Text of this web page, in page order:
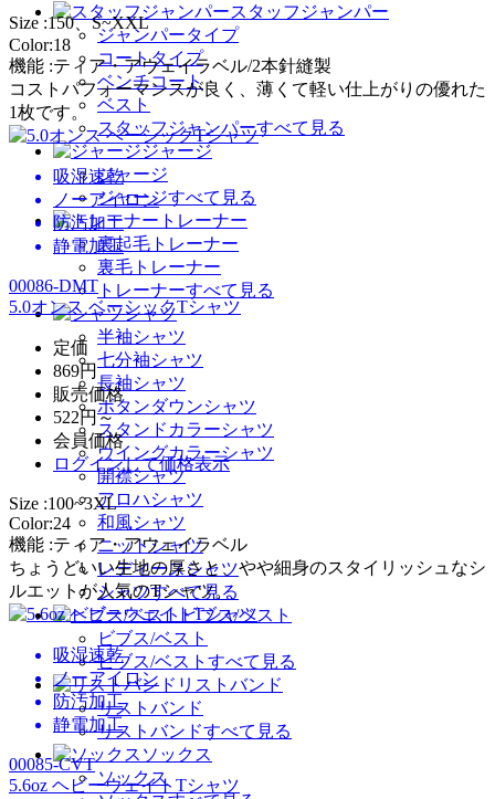
スタッフジャンパー
ジャンパータイプ
コートタイプ
ベンチコート
ベスト
スタッフジャンパーすべて見る
ジャージ
ジャージ
ジャージすべて見る
トレーナー
裏起毛トレーナー
裏毛トレーナー
トレーナーすべて見る
シャツ
半袖シャツ
七分袖シャツ
長袖シャツ
ボタンダウンシャツ
スタンドカラーシャツ
ウイングカラーシャツ
開襟シャツ
アロハシャツ
和風シャツ
ニットシャツ
レディースシャツ
シャツすべて見る
ビブス/ベスト
ビブス/ベスト
ビブス/ベストすべて見る
リストバンド
リストバンド
リストバンドすべて見る
ソックス
ソックス
Size :150、S~XXL
Color:18
機能 :ティア・アウェイラベル/2本針縫製
コストパフォーマンスが良く、薄くて軽い仕上がりの優れた
1枚です。
吸湿速乾
ノーアイロン
防汚加工
静電加工
00086-DMT
5.0オンス ベーシックTシャツ
定価
869円
販売価格
522円～
会員価格
ログインして価格表示
Size :100~3XL
Color:24
機能 :ティア・アウェイラベル
ちょうどいい生地の厚さと、やや細身のスタイリッシュなシ
ルエットが人気のTシャツ。
吸湿速乾
ノーアイロン
防汚加工
静電加工
00085-CVT
5.6oz ヘビーウェイトTシャツ